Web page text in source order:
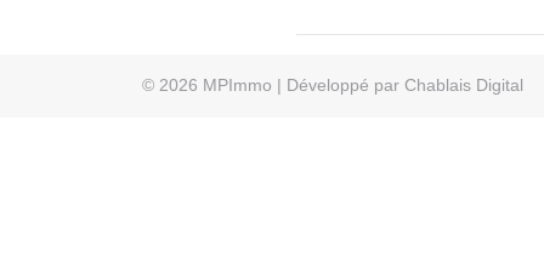
© 2026 MPImmo | Développé par Chablais Digital